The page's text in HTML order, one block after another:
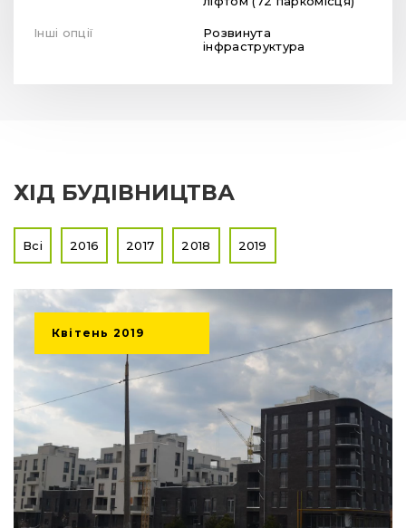
Інші опції
Розвинута
інфраструктура
ХІД БУДІВНИЦТВА
Всі 2016 2017 2018 2019
Квітень 2019